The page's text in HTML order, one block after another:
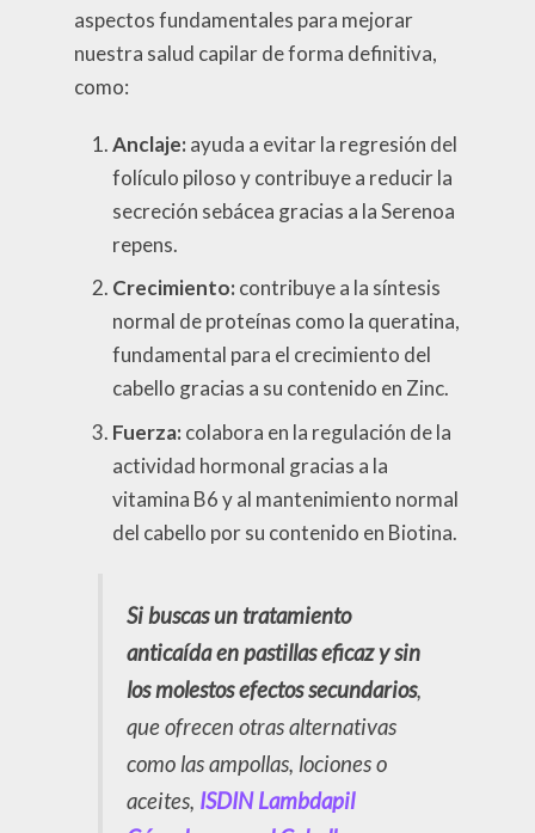
aspectos fundamentales para mejorar
nuestra salud capilar de forma definitiva,
como:
Anclaje: ayuda a evitar la regresión del
folículo piloso y contribuye a reducir la
secreción sebácea gracias a la Serenoa
repens.
Crecimiento: contribuye a la síntesis
normal de proteínas como la queratina,
fundamental para el crecimiento del
cabello gracias a su contenido en Zinc.
Fuerza: colabora en la regulación de la
actividad hormonal gracias a la
vitamina B6 y al mantenimiento normal
del cabello por su contenido en Biotina.
Si buscas un tratamiento
anticaída en pastillas eficaz y sin
los molestos efectos secundarios,
que ofrecen otras alternativas
como las ampollas, lociones o
aceites, ISDIN Lambdapil